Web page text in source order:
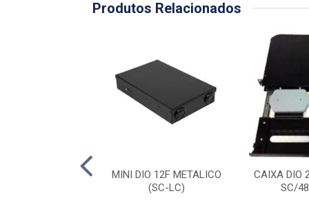
Produtos Relacionados
MINI DIO 12F METALICO
(SC-LC)
CAIXA DIO
SC/